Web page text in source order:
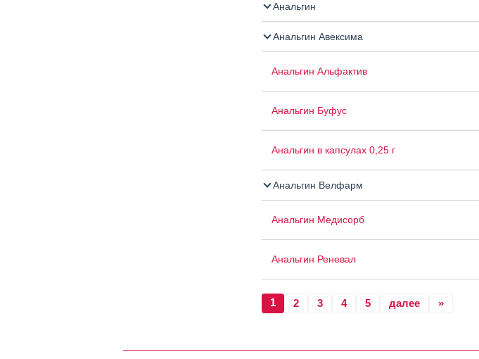
Анальгин
Анальгин Авексима
Анальгин Альфактив
Анальгин Буфус
Анальгин в капсулах 0,25 г
Анальгин Велфарм
Анальгин Медисорб
Анальгин Реневал
1 2 3 4 5 далее »